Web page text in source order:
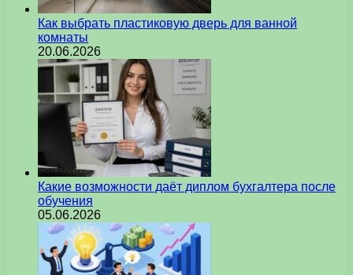
Как выбрать пластиковую дверь для ванной
комнаты
20.06.2026
Какие возможности даёт диплом бухгалтера после
обучения
05.06.2026